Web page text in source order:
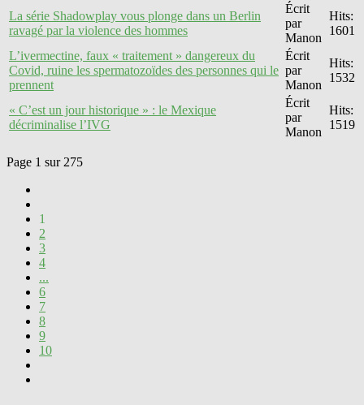
La série Shadowplay vous plonge dans un Berlin
ravagé par la violence des hommes
Écrit
par
Manon
Hits:
1601
L’ivermectine, faux « traitement » dangereux du
Covid, ruine les spermatozoïdes des personnes qui le
prennent
Écrit
par
Manon
Hits:
1532
« C’est un jour historique » : le Mexique
décriminalise l’IVG
Écrit
par
Manon
Hits:
1519
Page 1 sur 275
1
2
3
4
...
6
7
8
9
10